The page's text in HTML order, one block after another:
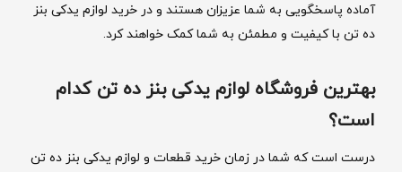
آماده پاسخگویی به شما عزیزان هستند و در خرید لوازم یدکی بنز
ده تن با کیفیت و مطمئن به شما کمک خواهند کرد.
بهترین فروشگاه لوازم یدکی بنز ده تن کدام
است؟
درست است که شما در زمان خرید قطعات و لوازم یدکی بنز ده تن